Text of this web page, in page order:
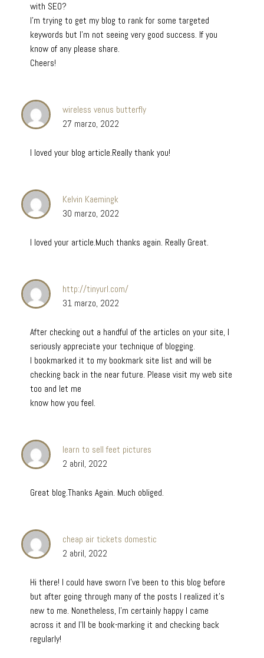
with SEO?
I’m trying to get my blog to rank for some targeted
keywords but I’m not seeing very good success. If you
know of any please share.
Cheers!
wireless venus butterfly
27 marzo, 2022
I loved your blog article.Really thank you!
Kelvin Kaemingk
30 marzo, 2022
I loved your article.Much thanks again. Really Great.
http://tinyurl.com/
31 marzo, 2022
After checking out a handful of the articles on your site, I
seriously appreciate your technique of blogging.
I bookmarked it to my bookmark site list and will be
checking back in the near future. Please visit my web site
too and let me
know how you feel.
learn to sell feet pictures
2 abril, 2022
Great blog.Thanks Again. Much obliged.
cheap air tickets domestic
2 abril, 2022
Hi there! I could have sworn I’ve been to this blog before
but after going through many of the posts I realized it’s
new to me. Nonetheless, I’m certainly happy I came
across it and I’ll be book-marking it and checking back
regularly!